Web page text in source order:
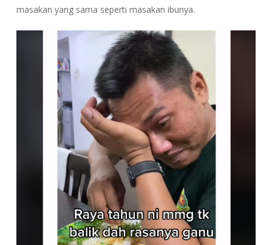
masakan yang sama seperti masakan ibunya.